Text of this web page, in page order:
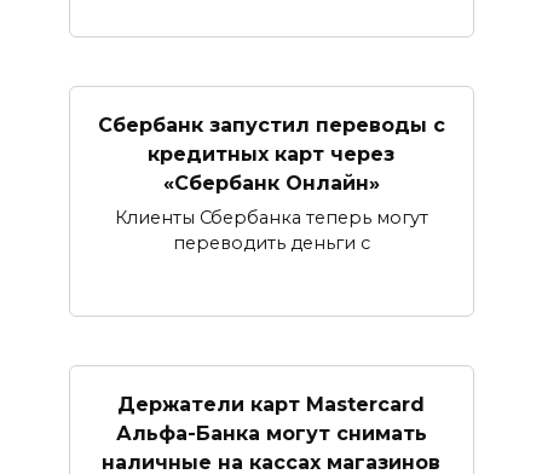
Сбербанк запустил переводы с
кредитных карт через
«Сбербанк Онлайн»​​​​​​​
Клиенты Сбербанка теперь могут
переводить деньги с
Держатели карт Mastercard
Альфа-Банка могут снимать
наличные ​на кассах магазинов​